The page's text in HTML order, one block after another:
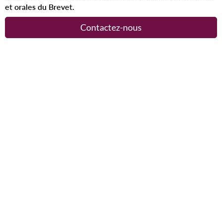
et orales du Brevet.
Contactez-nous